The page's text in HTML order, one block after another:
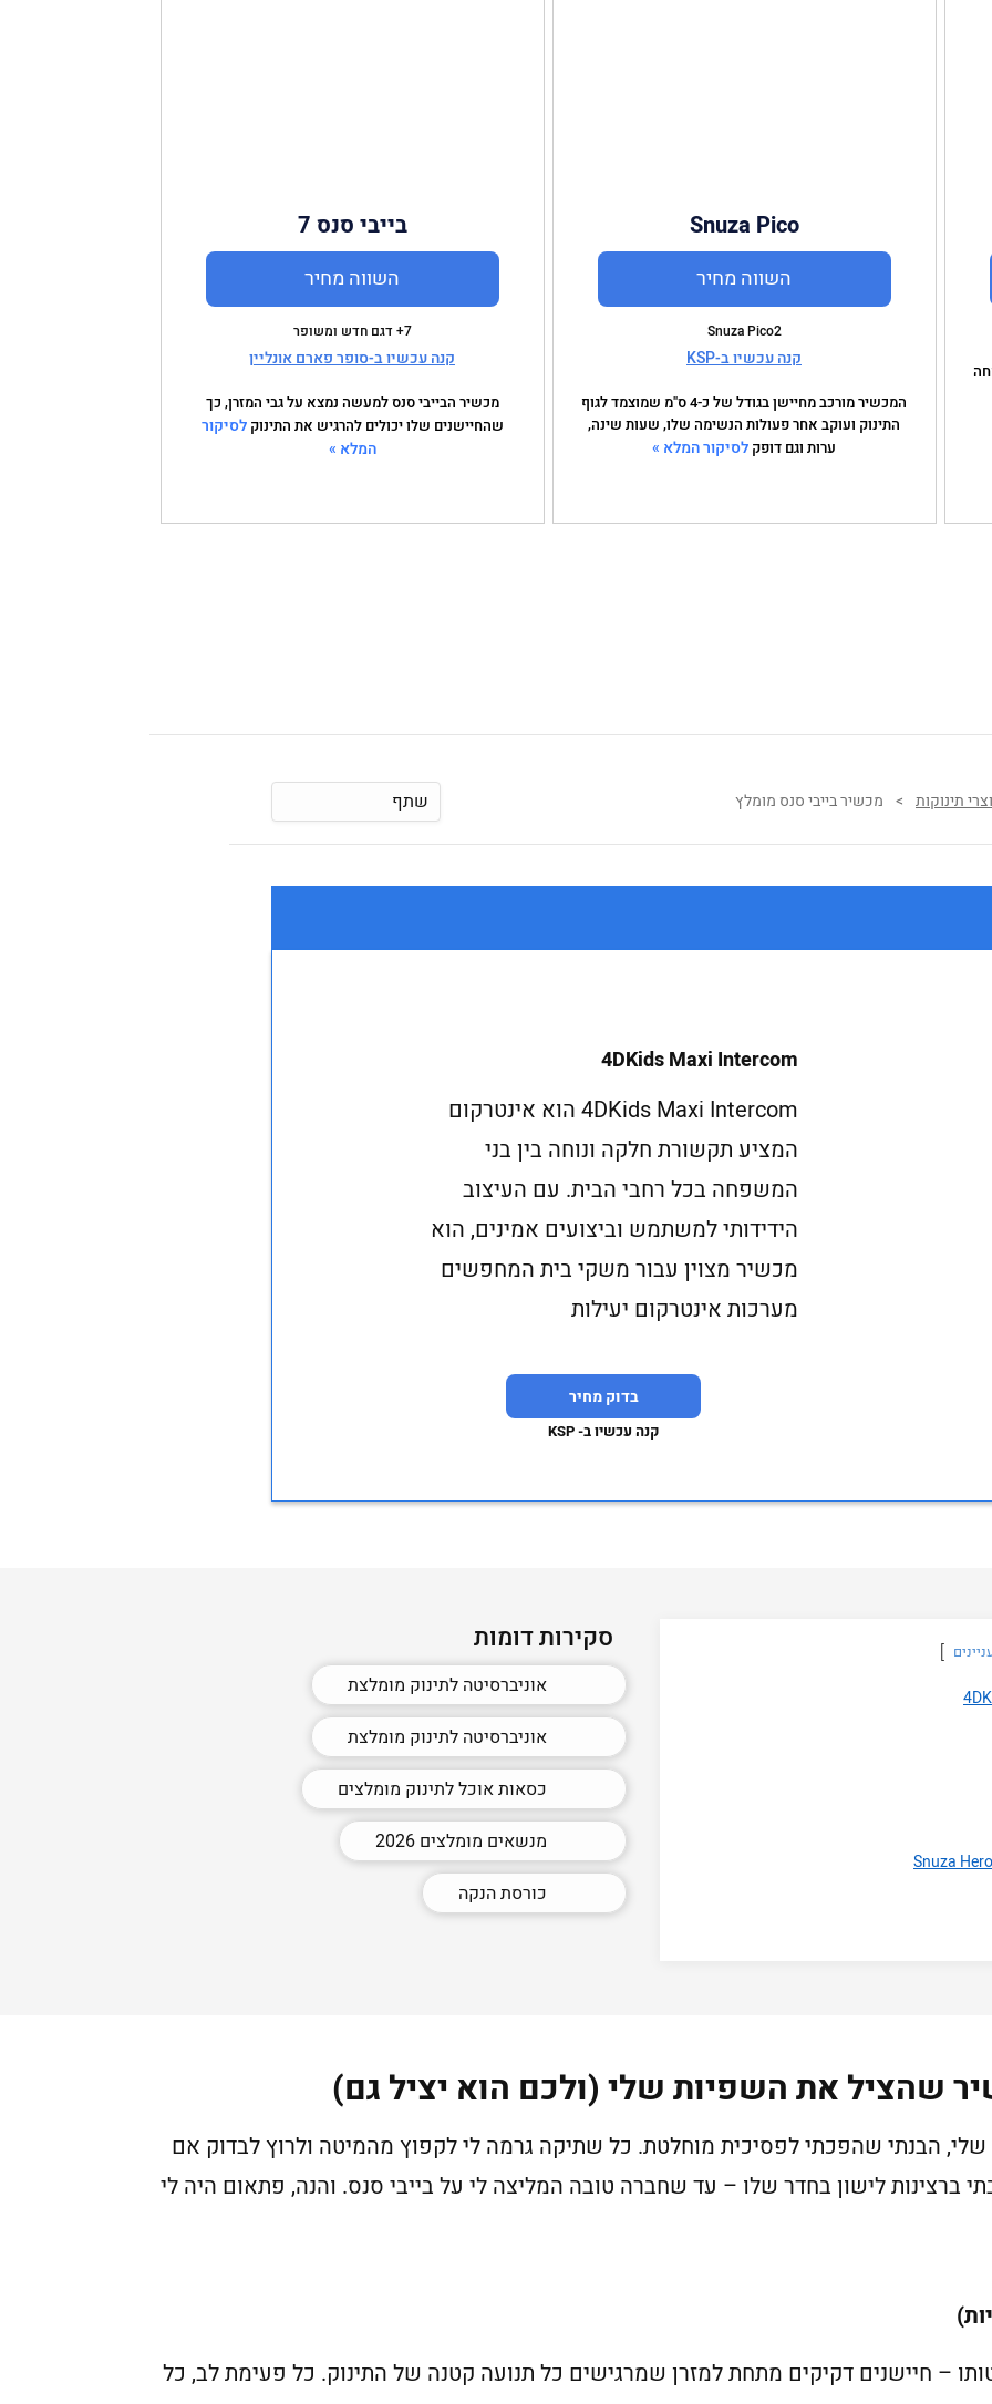
Snuza Pico
השווה מחיר
Snuza Pico2
קנה עכשיו ב-KSP
המכשיר מורכב מחיישן בגודל של כ-4 ס"מ שמוצמד לגוף
התינוק ועוקב אחר פעולות הנשימה שלו, שעות שינה,
ערות וגם דופק לסיקור המלא »
בייבי סנס 7
השווה מחיר
7+ דגם חדש ומשופר
קנה עכשיו ב-סופר פארם אונליין
מכשיר הבייבי סנס למעשה נמצא על גבי המזרן, כך
שהחיישנים שלו יכולים להרגיש את התינוק לסיקור
המלא »
תינוקות > מכשיר בייבי סנס מומלץ שתף
4DKids Maxi Intercom
4DKids Maxi Intercom הוא אינטרקום
המציע תקשורת חלקה ונוחה בין בני
המשפחה בכל רחבי הבית. עם העיצוב
הידידותי למשתמש וביצועים אמינים, הוא
מכשיר מצוין עבור משקי בית המחפשים
מערכות אינטרקום יעילות
בדוק מחיר
קנה עכשיו ב- KSP
סקירות דומות
אוניברסיטה לתינוק מומלצת
אוניברסיטה לתינוק מומלצת
כסאות אוכל לתינוק מומלצים
מנשאים מומלצים 2026
כורסת הנקה
שהציל את השפיות שלי (ולכם הוא יציל גם)
הבנתי שהפכתי לפסיכית מוחלטת. כל שתיקה גרמה לי לקפוץ מהמיטה ולרוץ לבדוק אם
ברצינות לישון בחדר שלו – עד שחברה טובה המליצה לי על בייבי סנס. והנה, פתאום היה לי
– חיישנים דקיקים מתחת למזרן שמרגישים כל תנועה קטנה של התינוק. כל פעימת לב, כל